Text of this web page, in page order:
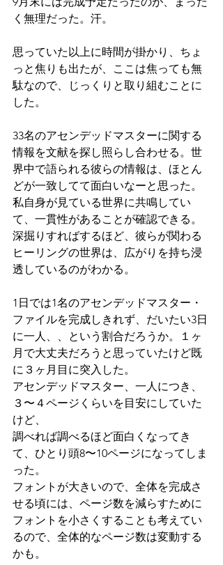
く無理だった。汗。
思っていた以上に時間が掛かり、ちょ
っと焦りも出たが、ここは焦っても無
駄なので、じっくりと取り組むことに
した。
33名のアセンデッドマスターに関する
情報を文献を探し照らし合わせる。世
界中で語られる彼らの情報は、ほとん
どが一致してて面白いなーと思った。
私自身が見ている世界に共鳴してい
て、一貫性があることが確認できる。
深掘りすればするほど、彼らが関わる
ヒーリングの世界は、広がりを持ち浸
透しているのがわかる。
1日では1名のアセンデッドマスター・
ファイルを完成しきれず、だいたい3日
に一人、、という割合だろうか。１ヶ
月で大丈夫だろうと思っていたけど既
に３ヶ月目に突入した。
アセンデッドマスター、一人につき、
３〜４ページくらいを目安にしていた
けど、
調べれば調べるほど面白くなってき
て、ひとり頭8〜10ページになってしま
った。
フォントが大きいので、全体を完成さ
せる頃には、ページ数を減らすために
フォントを小さくすることも考えてい
るので、全体的なページ数は変動する
かも。